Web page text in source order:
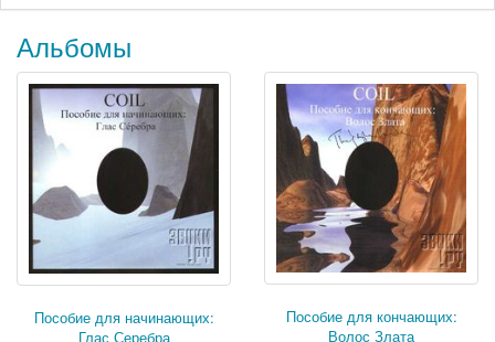
Альбомы
Пособие для начинающих:
Глас Серебра
Пособие для кончающих:
Волос Злата